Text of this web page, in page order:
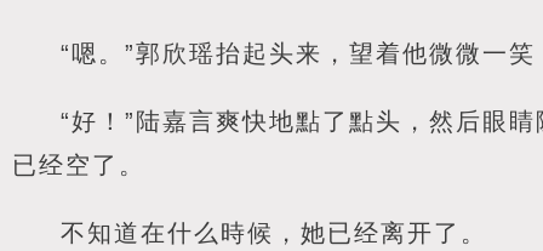
“嗯。”郭欣瑶抬起头来，望着他微微一
“好！”陆嘉言爽快地點了點头，然后眼
已经空了。
不知道在什么時候，她已经离开了。